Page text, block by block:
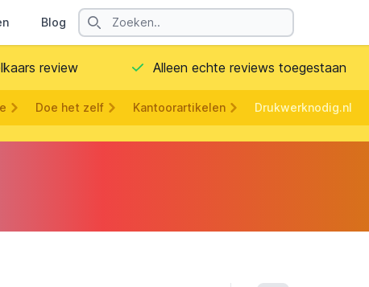
Blog Contact
Search
review Alleen echte reviews toegestaan
Doe het zelf Kantoorartikelen Drukwerknodig.nl